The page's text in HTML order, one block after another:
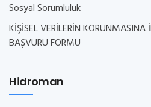
Sosyal Sorumluluk
KİŞİSEL VERİLERİN
BAŞVURU FORMU
Hidroman